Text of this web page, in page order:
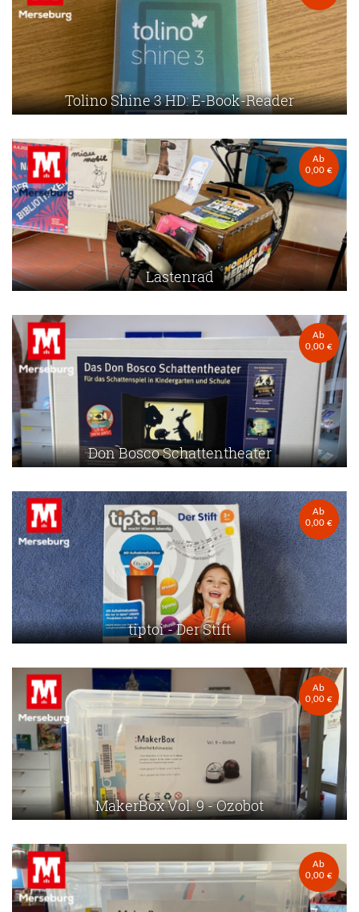
Tolino Shine 3 HD: E-Book-Reader
Lastenrad
Ab
0,00 €
Don Bosco Schattentheater
Ab
0,00 €
tiptoi - Der Stift
Ab
0,00 €
MakerBox Vol. 9 - Ozobot
Ab
0,00 €
Ab
0,00 €